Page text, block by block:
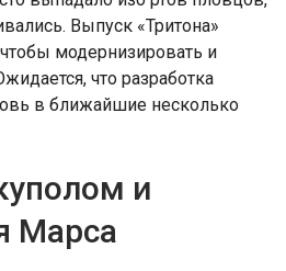
Выпуск «Тритона»
модернизировать и
что разработка
в ближайшие несколько
и
Марса